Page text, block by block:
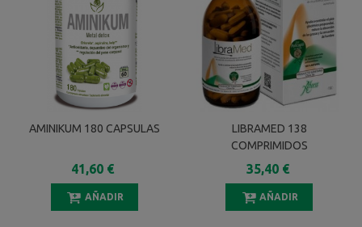
AMINIKUM 180 CAPSULAS
41,60 €
AÑADIR
LIBRAMED 138
COMPRIMIDOS
35,40 €
AÑADIR